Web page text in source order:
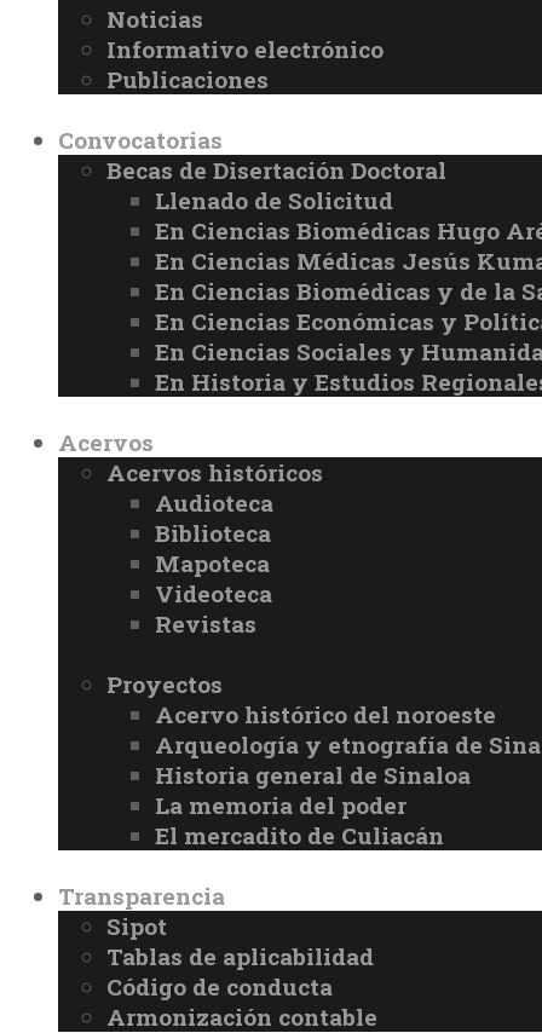
Noticias
Informativo electrónico
Publicaciones
Convocatorias
Becas de Disertación Doctoral
Llenado de Solicitud
En Ciencias Biomédicas Hugo
En Ciencias Médicas Jesús
En Ciencias Biomédicas y de la
En Ciencias Económicas y
En Ciencias Sociales y
En Historia y Estudios
Acervos
Acervos históricos
Audioteca
Biblioteca
Mapoteca
Videoteca
Revistas
Proyectos
Acervo histórico del noroeste
Arqueología y etnografía de
Historia general de Sinaloa
La memoria del poder
El mercadito de Culiacán
Transparencia
Sipot
Tablas de aplicabilidad
Código de conducta
Armonización contable